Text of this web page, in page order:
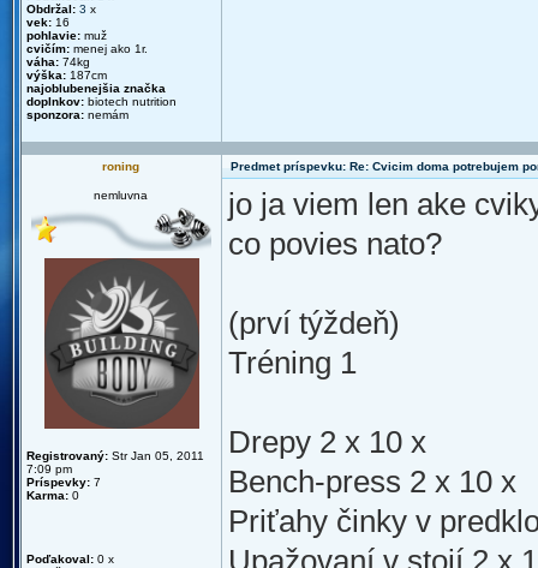
Obdržal: 3 x
vek: 16
pohlavie: muž
cvičím: menej ako 1r.
váha: 74kg
výška: 187cm
najoblubenejšia značka
doplnkov: biotech nutrition
sponzora: nemám
roning Predmet príspevku: Re: Cvicim doma potrebujem
nemluvna
Registrovaný: Str Jan 05, 2011
7:09 pm
Príspevky: 7
Karma: 0
Poďakoval: 0 x
jo ja viem len ake
co povies nato?
(prví týždeň)
Tréning 1
Drepy 2 x 10 x
Bench-press 2 x 10 x
Priťahy činky v
Upažovaní v stojí 2 x